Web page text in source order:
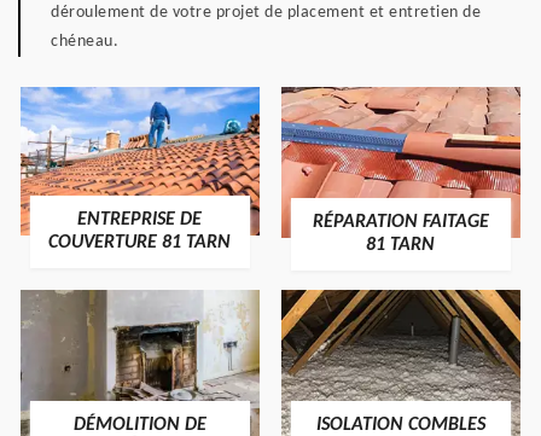
déroulement de votre projet de placement et entretien de
chéneau.
ENTREPRISE DE
COUVERTURE 81 TARN
RÉPARATION FAITAGE
81 TARN
DÉMOLITION DE
ISOLATION COMBLES